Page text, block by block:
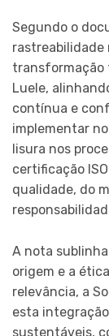
Segundo o
rastreabilidade
transformação
Luele,
contínua e
implementar
lisura nos
certificação
qualidade, do
A nota
origem e a
relevância, a
esta
sustentáveis,